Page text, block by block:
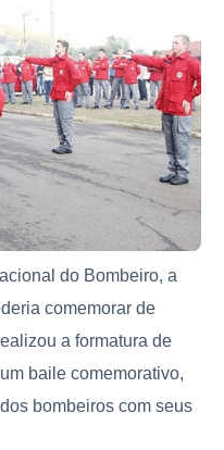
do Bombeiro, a
comemorar de
a formatura de
baile comemorativo,
bombeiros com seus